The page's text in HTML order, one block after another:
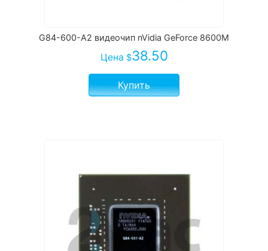
G84-600-A2 видеочип nVidia GeForce 8600M
Цена $38.50
Купить